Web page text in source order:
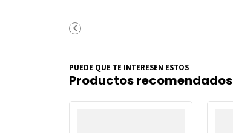
PUEDE QUE TE INTERESEN ESTOS
Productos recomendados